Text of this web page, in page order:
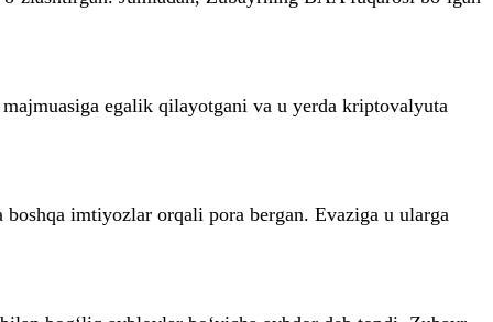
egalik qilayotgani va u yerda kriptovalyuta
imtiyozlar orqali pora bergan. Evaziga u ularga